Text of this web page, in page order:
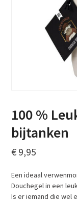
100 %
bijtanken
€ 9,95
Een ideaal
Douchegel in een
Is er iemand die wel